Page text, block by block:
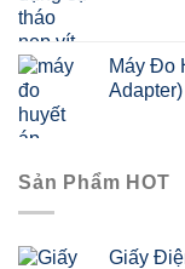
Máy Đo
Adapter)
Sản Phẩm HOT
Giấy